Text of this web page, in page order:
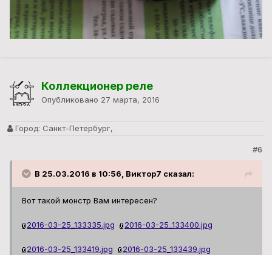
Коллекционер реле
Опубликовано 27 марта, 2016
Город: Санкт-Петербург,
#6
В 25.03.2016 в 10:56, Виктор7 сказал:
Вот такой монстр Вам интересен?
2016-03-25_133335.jpg 2016-03-25_133400.jpg
2016-03-25_133419.jpg 2016-03-25_133439.jpg